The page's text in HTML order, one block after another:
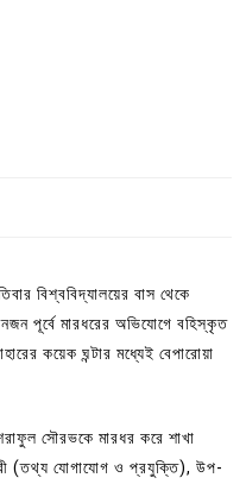
বিশ্ববিদ্যালয়ের বাস থেকে
পূর্বে মারধরের অভিযোগে বহিস্কৃত
কয়েক ঘন্টার মধ্যেই বেপারোয়া
সৌরভকে মারধর করে শাখা
(তথ্য যোগাযোগ ও প্রযুক্তি), উপ-